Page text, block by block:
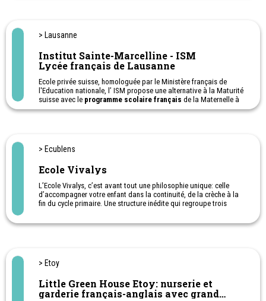
national anglais
Programme iGCSE - Certificat général de fin d’étude Secondaire
internationale
Programme IB - Baccalauréat international (16-18 ans) – diplôme
Camp de vacances sans logement: sport - art et sciences - danse -
musique
La Côte International School Aubonne. LCIS
> Lausanne
Institut Sainte-Marcelline - ISM
Lycée français de Lausanne
Ecole privée suisse, homologuée par le Ministère français de
l'Education nationale, l’ ISM propose une alternative à la Maturité
suisse avec le programme scolaire français de la Maternelle à
la Terminale, soit de 3 ans à 18 ans.
famille respectueux de la liberté de chacun.
Programme scolaire français
Maternelle - Bac français
> Ecublens
Ecole Vivalys
L’Ecole Vivalys, c’est avant tout une philosophie unique: celle
d’accompagner votre enfant dans la continuité, de la crèche à la
fin du cycle primaire. Une structure inédite qui regroupe trois
> Etoy
Little Green House Etoy: nurserie et
garderie français-anglais avec grand